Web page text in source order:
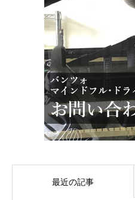
最近の記事